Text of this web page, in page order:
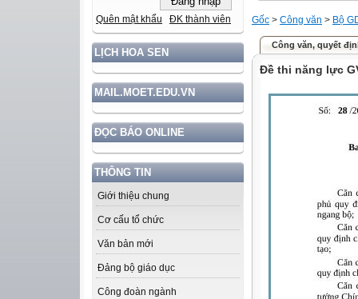
Quên mật khẩu ĐK thành viên
LỊCH HOA SEN
MAIL.MOET.EDU.VN
ĐỌC BÁO ONLINE
THÔNG TIN
Giới thiệu chung
Cơ cấu tổ chức
Văn bản mới
Đảng bộ giáo dục
Công đoàn ngành
Gốc > Công văn > Bộ
Công văn, quyết
Đề thi năng lực